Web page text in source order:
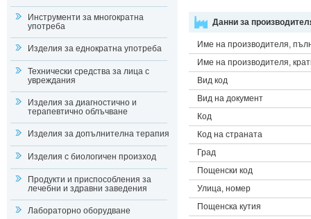
Инструменти за многократна
употреба
Изделия за еднократна употреба
Технически средства за лица с
увреждания
Изделия за диагностично и
терапевтично облъчване
Изделия за допълнителна терапия
Изделия с биологичен произход
Продукти и приспособления за
лечебни и здравни заведения
Лабораторно оборудване
Данни за
Име на производителя,
Име на производителя,
Вид код
Вид на документ
Код
Код на страната
Град
Пощенски код
Улица, номер
Пощенска кутия